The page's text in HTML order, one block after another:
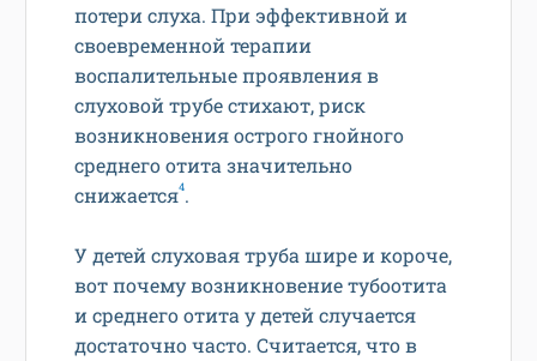
потери слуха. При эффективной и
своевременной терапии
воспалительные проявления в
слуховой трубе стихают, риск
возникновения острого гнойного
среднего отита значительно
снижается4.
У детей слуховая труба шире и короче,
вот почему возникновение тубоотита
и среднего отита у детей случается
достаточно часто. Считается, что в